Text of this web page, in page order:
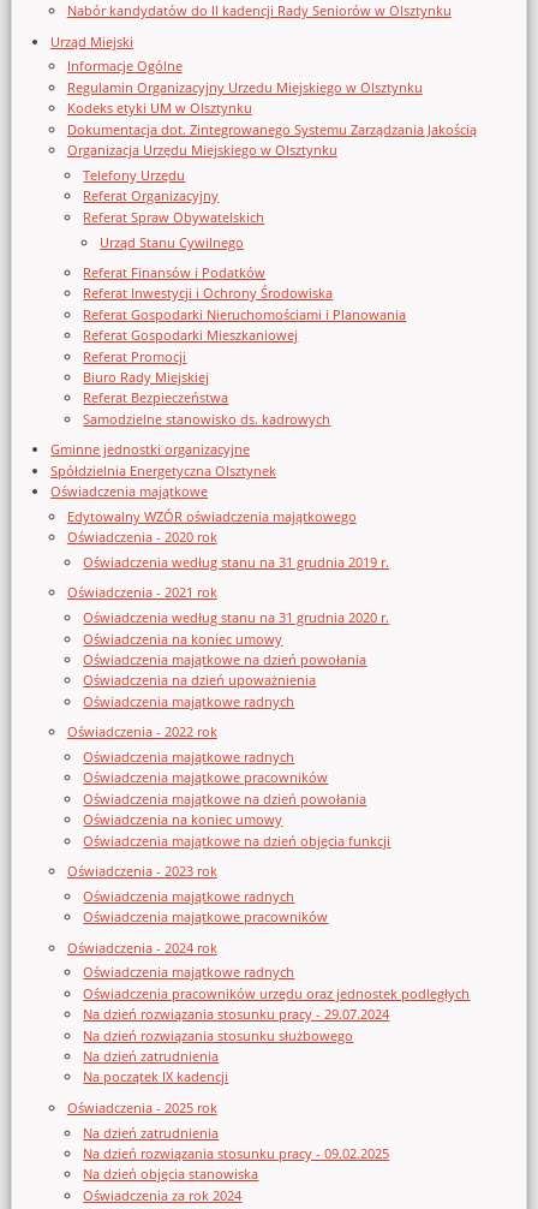
Nabór kandydatów do II kadencji Rady Seniorów w Olsztynku
Urząd Miejski
Informacje Ogólne
Regulamin Organizacyjny Urzedu Miejskiego w Olsztynku
Kodeks etyki UM w Olsztynku
Dokumentacja dot. Zintegrowanego Systemu Zarządzania Jakością
Organizacja Urzędu Miejskiego w Olsztynku
Telefony Urzędu
Referat Organizacyjny
Referat Spraw Obywatelskich
Urząd Stanu Cywilnego
Referat Finansów i Podatków
Referat Inwestycji i Ochrony Środowiska
Referat Gospodarki Nieruchomościami i Planowania
Referat Gospodarki Mieszkaniowej
Referat Promocji
Biuro Rady Miejskiej
Referat Bezpieczeństwa
Samodzielne stanowisko ds. kadrowych
Gminne jednostki organizacyjne
Spółdzielnia Energetyczna Olsztynek
Oświadczenia majątkowe
Edytowalny WZÓR oświadczenia majątkowego
Oświadczenia - 2020 rok
Oświadczenia według stanu na 31 grudnia 2019 r.
Oświadczenia - 2021 rok
Oświadczenia według stanu na 31 grudnia 2020 r.
Oświadczenia na koniec umowy
Oświadczenia majątkowe na dzień powołania
Oświadczenia na dzień upoważnienia
Oświadczenia majątkowe radnych
Oświadczenia - 2022 rok
Oświadczenia majątkowe radnych
Oświadczenia majątkowe pracowników
Oświadczenia majątkowe na dzień powołania
Oświadczenia na koniec umowy
Oświadczenia majątkowe na dzień objęcia funkcji
Oświadczenia - 2023 rok
Oświadczenia majątkowe radnych
Oświadczenia majątkowe pracowników
Oświadczenia - 2024 rok
Oświadczenia majątkowe radnych
Oświadczenia pracowników urzędu oraz jednostek podległych
Na dzień rozwiązania stosunku pracy - 29.07.2024
Na dzień rozwiązania stosunku służbowego
Na dzień zatrudnienia
Na początek IX kadencji
Oświadczenia - 2025 rok
Na dzień zatrudnienia
Na dzień rozwiązania stosunku pracy - 09.02.2025
Na dzień objęcia stanowiska
Oświadczenia za rok 2024